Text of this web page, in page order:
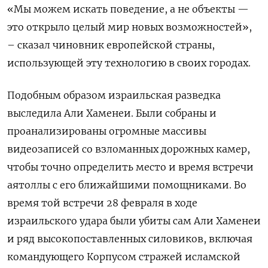
«Мы можем искать поведение, а не объекты —
это открыло целый мир новых возможностей»,
– сказал чиновник европейской страны,
использующей эту технологию в своих городах.
Подобным образом израильская разведка
выследила Али Хаменеи. Были собраны и
проанализированы огромные массивы
видеозаписей со взломанных дорожных камер,
чтобы точно определить место и время встречи
аятоллы с его ближайшими помощниками. Во
время той встречи 28 февраля в ходе
израильского удара были убиты сам Али Хаменеи
и ряд высокопоставленных силовиков, включая
командующего Корпусом стражей исламской